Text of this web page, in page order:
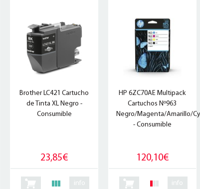
Brother LC421 Cartucho
de Tinta XL Negro -
Consumible
23,85€
info
HP 6ZC70AE Multipack
Cartuchos Nº963
Negro/Magenta/Amarillo/
- Consumible
120,10€
info